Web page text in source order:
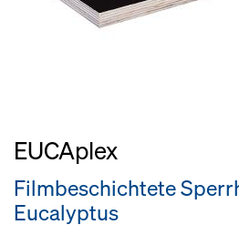
EUCAplex
Filmbeschichtete
Eucalyptus